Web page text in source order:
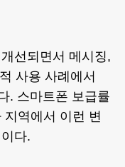
선되면서 메시징,
사용 사례에서
. 스마트폰 보급률
역에서 이런 변
다.